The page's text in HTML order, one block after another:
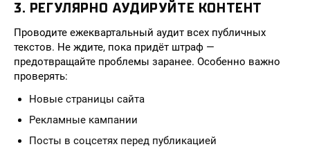
3. РЕГУЛЯРНО АУДИРУЙТЕ КОНТЕНТ
Проводите ежеквартальный аудит всех публичных
текстов. Не ждите, пока придёт штраф —
предотвращайте проблемы заранее. Особенно важно
проверять:
Новые страницы сайта
Рекламные кампании
Посты в соцсетях перед публикацией